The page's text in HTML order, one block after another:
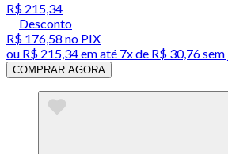
R$ 215,34
Desconto
R$ 176,58 no PIX
ou R$ 215,34em até 7x de R$ 30,76 sem
COMPRAR AGORA